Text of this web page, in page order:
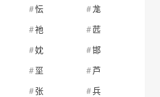
忶
尨
祂
苉
妉
邯
坙
芦
张
兵